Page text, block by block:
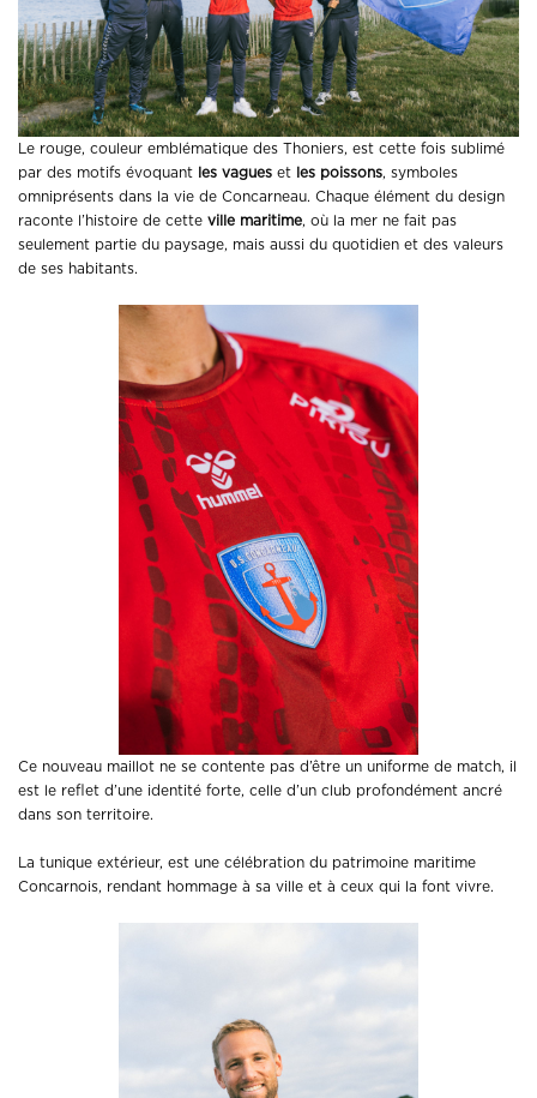
Le rouge, couleur emblématique des Thoniers, est cette fois sublimé
par des motifs évoquant les vagues et les poissons, symboles
omniprésents dans la vie de Concarneau. Chaque élément du design
raconte l’histoire de cette ville maritime, où la mer ne fait pas
seulement partie du paysage, mais aussi du quotidien et des valeurs
de ses habitants.
Ce nouveau maillot ne se contente pas d’être un uniforme de match, il
est le reflet d’une identité forte, celle d’un club profondément ancré
dans son territoire.
La tunique extérieur, est une célébration du patrimoine maritime
Concarnois, rendant hommage à sa ville et à ceux qui la font vivre.